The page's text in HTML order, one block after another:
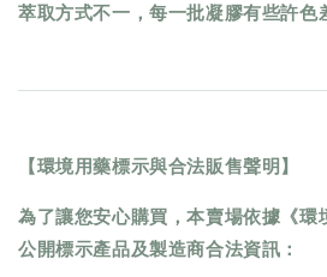
萃取方式不一，每一批凝膠有些許色
【環境用藥標示與合法販售聲明】
為了讓您安心購買，本賣場依據《環
公開標示產品及製造商合法資訊：